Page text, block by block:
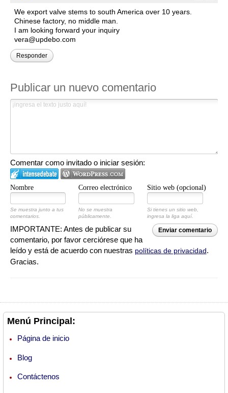
We export valve stems to south America over 10 years.
Chinese factory, no middle man.
I am looking forward your inquiry
vera@updebo.com
Responder
Publicar un nuevo comentario
Comentar como invitado o iniciar sesión:
Nombre Correo electrónico Sitio web (opcional)
Se muestra junto a tus
comentarios.
No se muestra
públicamente.
Si tienes un sitio web,
ingresa la liga aquí.
Enviar comentario
IMPORTANTE: Antes de publicar su
comentario, por favor cerciórese que ha
leído y está de acuerdo con nuestras políticas de privacidad.
Gracias.
Menú Principal:
Página de inicio
Blog
Contáctenos